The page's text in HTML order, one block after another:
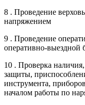
8 . Проведение
напряжением
9 . Проведение
оперативно-выездной
10 . Проверка
защиты,
инструмента,
началом работы по